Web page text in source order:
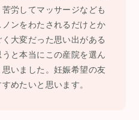
労してマッサージなども
ンをわたされるだけとか
大変だった思い出がある
と本当にこの産院を選ん
いました。妊娠希望の友
めたいと思います。